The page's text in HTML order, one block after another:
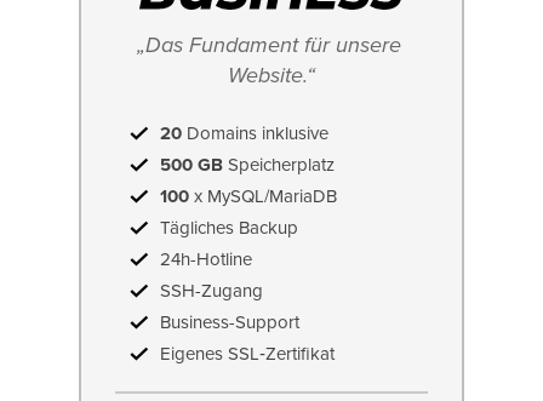
„Das Fundament für unsere
Website.“
20 Domains inklusive
500 GB Speicherplatz
100 x MySQL/MariaDB
Tägliches Backup
24h-Hotline
SSH-Zugang
Business-Support
Eigenes SSL‑Zertifikat